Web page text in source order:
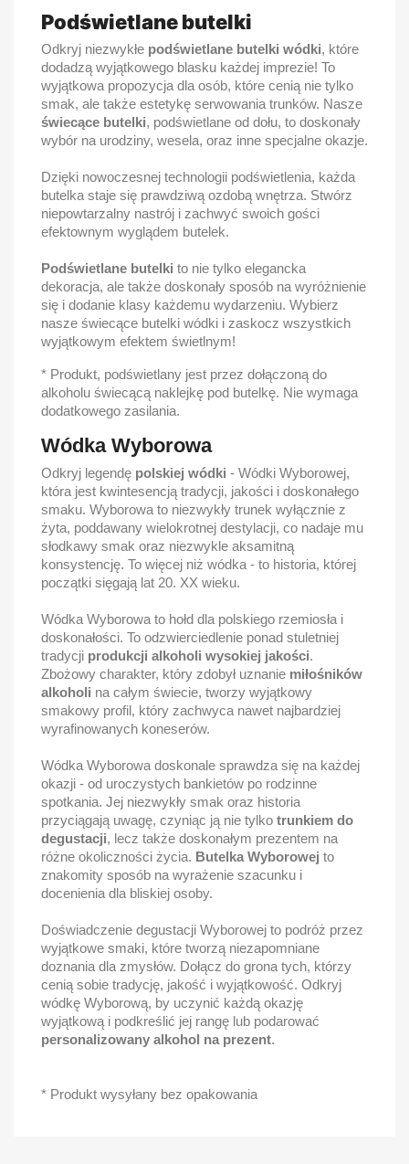
Podświetlane butelki
Odkryj niezwykłe podświetlane butelki wódki, które
dodadzą wyjątkowego blasku każdej imprezie! To
wyjątkowa propozycja dla osób, które cenią nie tylko
smak, ale także estetykę serwowania trunków. Nasze
świecące butelki, podświetlane od dołu, to doskonały
wybór na urodziny, wesela, oraz inne specjalne okazje.
Dzięki nowoczesnej technologii podświetlenia, każda
butelka staje się prawdziwą ozdobą wnętrza. Stwórz
niepowtarzalny nastrój i zachwyć swoich gości
efektownym wyglądem butelek.
Podświetlane butelki to nie tylko elegancka
dekoracja, ale także doskonały sposób na wyróżnienie
się i dodanie klasy każdemu wydarzeniu. Wybierz
nasze świecące butelki wódki i zaskocz wszystkich
wyjątkowym efektem świetlnym!
* Produkt, podświetlany jest przez dołączoną do
alkoholu świecącą naklejkę pod butelkę. Nie wymaga
dodatkowego zasilania.
Wódka Wyborowa
Odkryj legendę polskiej wódki - Wódki Wyborowej,
która jest kwintesencją tradycji, jakości i doskonałego
smaku. Wyborowa to niezwykły trunek wyłącznie z
żyta, poddawany wielokrotnej destylacji, co nadaje mu
słodkawy smak oraz niezwykle aksamitną
konsystencję. To więcej niż wódka - to historia, której
początki sięgają lat 20. XX wieku.
Wódka Wyborowa to hołd dla polskiego rzemiosła i
doskonałości. To odzwierciedlenie ponad stuletniej
tradycji produkcji alkoholi wysokiej jakości.
Zbożowy charakter, który zdobył uznanie miłośników
alkoholi na całym świecie, tworzy wyjątkowy
smakowy profil, który zachwyca nawet najbardziej
wyrafinowanych koneserów.
Wódka Wyborowa doskonale sprawdza się na każdej
okazji - od uroczystych bankietów po rodzinne
spotkania. Jej niezwykły smak oraz historia
przyciągają uwagę, czyniąc ją nie tylko trunkiem do
degustacji, lecz także doskonałym prezentem na
różne okoliczności życia. Butelka Wyborowej to
znakomity sposób na wyrażenie szacunku i
docenienia dla bliskiej osoby.
Doświadczenie degustacji Wyborowej to podróż przez
wyjątkowe smaki, które tworzą niezapomniane
doznania dla zmysłów. Dołącz do grona tych, którzy
cenią sobie tradycję, jakość i wyjątkowość. Odkryj
wódkę Wyborową, by uczynić każdą okazję
wyjątkową i podkreślić jej rangę lub podarować
personalizowany alkohol na prezent.
* Produkt wysyłany bez opakowania